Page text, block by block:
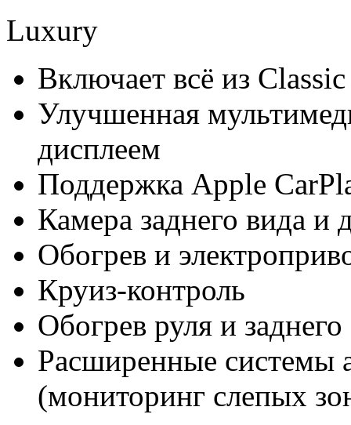
Luxury
Включает всё из
Улучшенная
дисплеем
Поддержка Apple
Камера заднего вида и
Обогрев и
Круиз-контроль
Обогрев руля и заднего
Расширенные системы
(мониторинг слепых